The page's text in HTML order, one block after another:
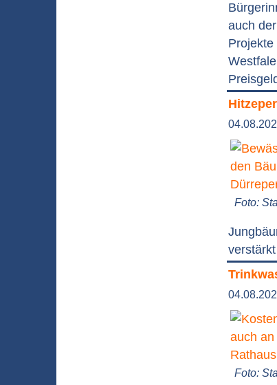
auch
Foto:
Foto: